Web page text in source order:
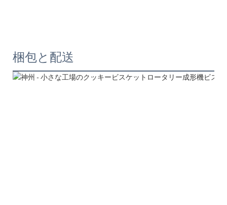
梱包と配送